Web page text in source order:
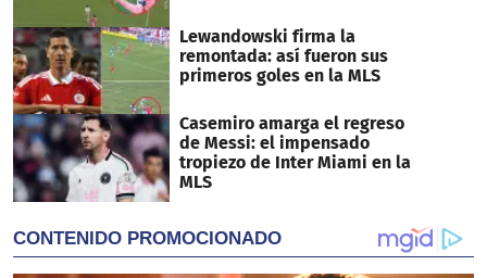
Lewandowski firma la
remontada: así fueron sus
primeros goles en la MLS
Casemiro amarga el regreso
de Messi: el impensado
tropiezo de Inter Miami en la
MLS